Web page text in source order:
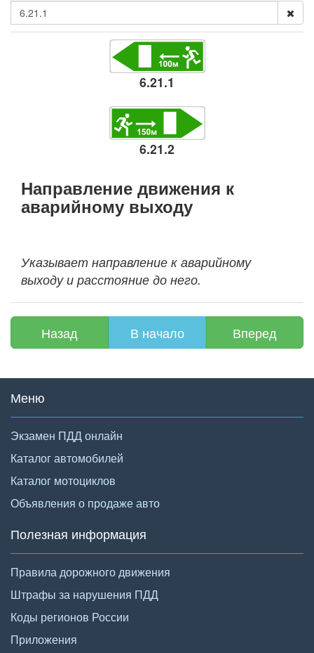
6.21.1
6.21.2
Направление движения к
аварийному выходу
Указывает направление к аварийному
выходу и расстояние до него.
Назад В начало Вперед
Меню
Экзамен ПДД онлайн
Каталог автомобилей
Каталог мотоциклов
Объявления о продаже авто
Полезная информация
Правила дорожного движения
Штрафы за нарушения ПДД
Коды регионов России
Приложения